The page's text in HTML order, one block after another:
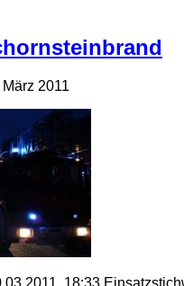
März 2011